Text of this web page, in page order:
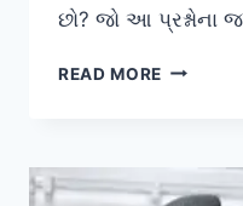
છો? જો આ પ્રશ્નોના
READ MORE નિતંબના
રીતે